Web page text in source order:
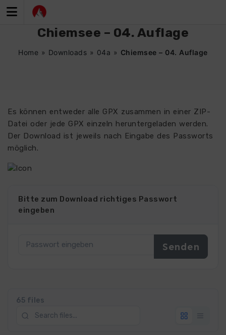
Inhalt
Chiemsee – 04. Auflage
Home » Downloads » 04a » Chiemsee – 04. Auflage
Es können entweder alle GPX zusammen in einer ZIP-
Datei oder jede GPX einzeln heruntergeladen werden.
Der Download ist jeweils nach Eingabe des Passworts
möglich.
Bitte zum Download richtiges Passwort
eingeben
65 files